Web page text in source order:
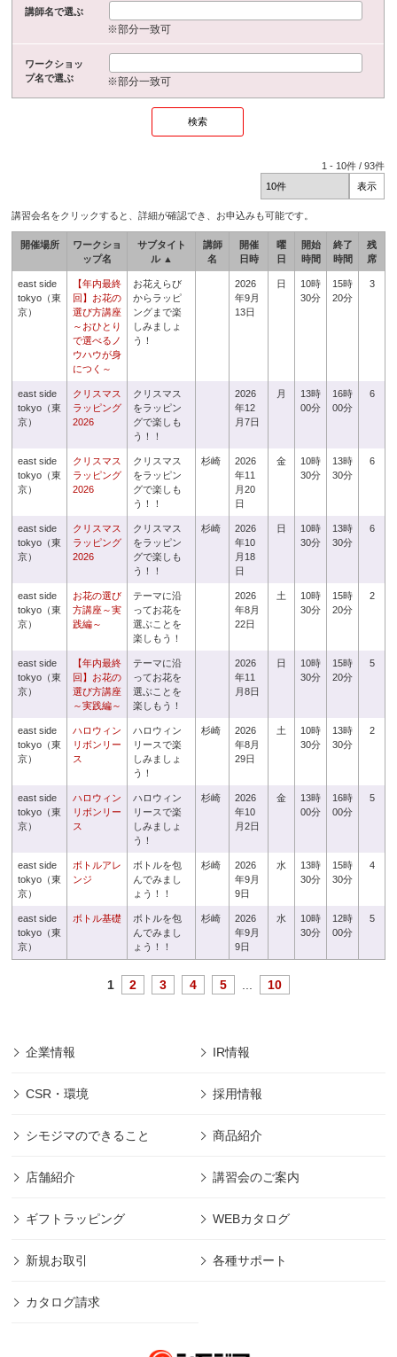
講師名で選ぶ
※部分一致可
ワークショッ
プ名で選ぶ
※部分一致可
1 - 10件 /93件
講習会名をクリックすると、詳細が確認でき、お申込みも可能です。
開催場所
ワークショ
ップ名
サブタイト
ル ▲
講師
名
開催
日時
曜
日
開始
時間
終了
時間
残
席
east side
tokyo（東
京）
【年内最終
回】お花の
選び方講座
～おひとり
で選べるノ
ウハウが身
につく～
お花えらび
からラッピ
ングまで楽
しみましょ
う！
2026
年9月
13日
日
10時
30分
15時
20分
3
east side
tokyo（東
京）
クリスマス
ラッピング
2026
クリスマス
をラッピン
グで楽しも
う！！
2026
年12
月7日
月
13時
00分
16時
00分
6
east side
tokyo（東
京）
クリスマス
ラッピング
2026
クリスマス
をラッピン
グで楽しも
う！！
杉崎
2026
年11
月20
日
金
10時
30分
13時
30分
6
east side
tokyo（東
京）
クリスマス
ラッピング
2026
クリスマス
をラッピン
グで楽しも
う！！
杉崎
2026
年10
月18
日
日
10時
30分
13時
30分
6
east side
tokyo（東
京）
お花の選び
方講座～実
践編～
テーマに沿
ってお花を
選ぶことを
楽しもう！
2026
年8月
22日
土
10時
30分
15時
20分
2
east side
tokyo（東
京）
【年内最終
回】お花の
選び方講座
～実践編～
テーマに沿
ってお花を
選ぶことを
楽しもう！
2026
年11
月8日
日
10時
30分
15時
20分
5
east side
tokyo（東
京）
ハロウィン
リボンリー
ス
ハロウィン
リースで楽
しみましょ
う！
杉崎
2026
年8月
29日
土
10時
30分
13時
30分
2
east side
tokyo（東
京）
ハロウィン
リボンリー
ス
ハロウィン
リースで楽
しみましょ
う！
杉崎
2026
年10
月2日
金
13時
00分
16時
00分
5
east side
tokyo（東
京）
ボトルアレ
ンジ
ボトルを包
んでみまし
ょう！！
杉崎
2026
年9月
9日
水
13時
30分
15時
30分
4
east side
tokyo（東
京）
ボトル基礎
ボトルを包
んでみまし
ょう！！
杉崎
2026
年9月
9日
水
10時
30分
12時
00分
5
1 2 3 4 5 10
企業情報 IR情報
CSR・環境 採用情報
シモジマのできること 商品紹介
店舗紹介 講習会のご案内
ギフトラッピング WEBカタログ
新規お取引 各種サポート
カタログ請求